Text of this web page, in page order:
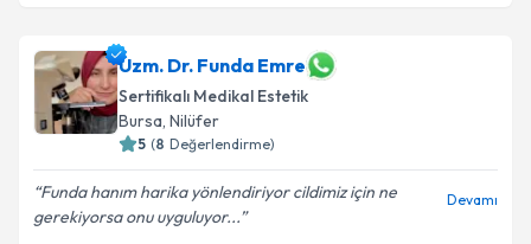
Dr. Volkan Bayraktar için randevu takvimi talebi
oluşturun. Size bu uzmandan randevu almanız için bir
takvim hazırlandığında e-posta ile bilgilendireceğiz.
E-posta Adresiniz
Uzm. Dr. Funda Emre
Sertifikalı Medikal Estetik
Bursa, Nilüfer
5 (8 Değerlendirme)
Funda hanım harika yönlendiriyor cildimiz için ne
gerekiyorsa onu uyguluyor...
Devamı